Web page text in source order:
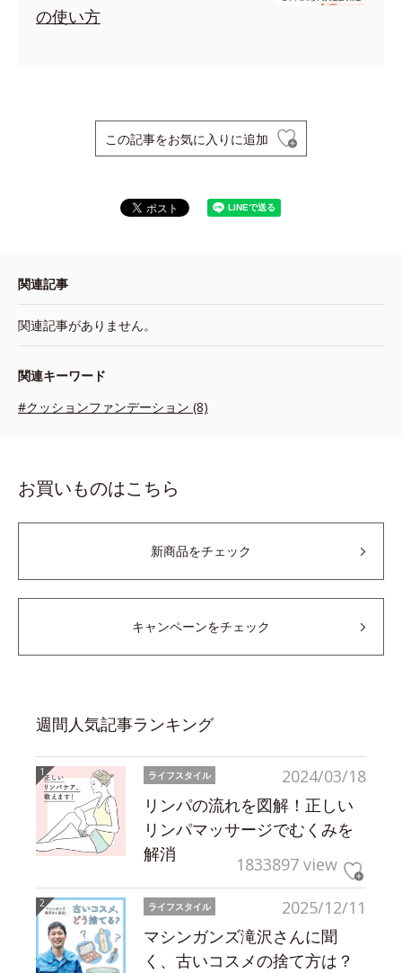
の使い方
この記事をお気に入りに追加
関連記事
関連記事がありません。
関連キーワード
#クッションファンデーション (8)
お買いものはこちら
新商品をチェック
キャンペーンをチェック
週間人気記事ランキング
2024/03/18
ライフスタイル
リンパの流れを図解！正しい
リンパマッサージでむくみを
解消
1833897 view
2025/12/11
ライフスタイル
マシンガンズ滝沢さんに聞
く、古いコスメの捨て方は？